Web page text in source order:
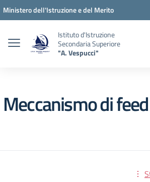
Vai ai contenuti
Vai al menu di navigazione
Vai al footer
Ministero dell'Istruzione e del Merito
Istituto d'Istruzione
Secondaria Superiore
"A. Vespucci"
Meccanismo di